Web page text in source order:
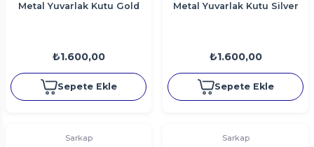
Metal Yuvarlak Kutu Gold
₺1.600,00
Sepete Ekle
Metal Yuvarlak Kutu Silver
₺1.600,00
Sepete Ekle
Sarkap Sarkap